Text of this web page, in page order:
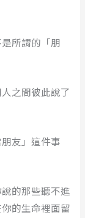
所謂的「朋
之間彼此說了
友」這件事
的那些聽不進
的生命裡面留